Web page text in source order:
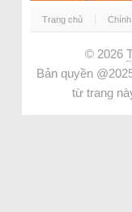
Trang chủ
© 2026
Bản quyền
từ trang